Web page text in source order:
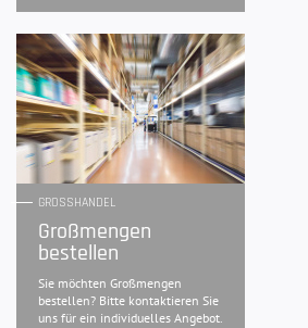
GROSSHANDEL
Großmengen
bestellen
Sie möchten Großmengen
bestellen? Bitte kontaktieren Sie
uns für ein individuelles Angebot.